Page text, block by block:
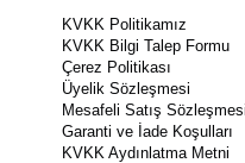
KVKK Politikamız
KVKK Bilgi Talep Formu
Çerez Politikası
Üyelik Sözleşmesi
Mesafeli Satış Sözleşmesi
Garanti ve İade Koşulları
KVKK Aydınlatma Metni